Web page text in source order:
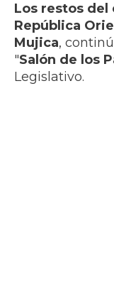
Los restos del
República
Mujica,
"Salón de los
Legislativo.